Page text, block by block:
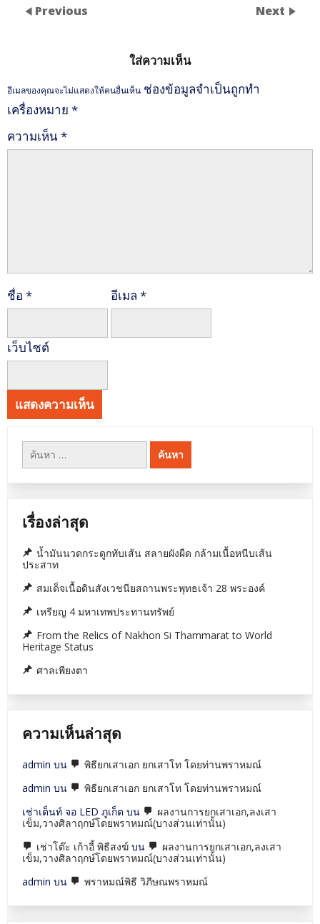
Previous Next
ใส่ความเห็น
อีเมลของคุณจะไม่แสดงให้คนอื่นเห็น ช่องข้อมูลจำเป็นถูกทำ
เครื่องหมาย *
ความเห็น*
ชื่อ * อีเมล *
เว็บไซต์
ค้นหา
สำหรับ:
เรื่องล่าสุด
น้ำมันนวดกระดูกทับเส้น สลายผังผืด กล้ามเนื้อหนีบเส้น
ประสาท
สมเด็จเนื้อดินสังเวชนียสถานพระพุทธเจ้า 28 พระองค์
เหรียญ 4 มหาเทพประทานทรัพย์
From the Relics of Nakhon Si Thammarat to World
Heritage Status
ศาลเพียงตา
ความเห็นล่าสุด
admin บน
พิธียกเสาเอก ยกเสาโท โดยท่านพราหมณ์
admin บน
พิธียกเสาเอก ยกเสาโท โดยท่านพราหมณ์
เช่าเต็นท์ จอ LED ภูเก็ต บน
ผลงานการยกเสาเอก,ลงเสา
เข็ม,วางศิลาฤกษ์โดยพราหมณ์(บางส่วนเท่านั้น)
เช่าโต๊ะ เก้าอี้ พิธีสงฆ์ บน
ผลงานการยกเสาเอก,ลงเสา
เข็ม,วางศิลาฤกษ์โดยพราหมณ์(บางส่วนเท่านั้น)
admin บน พราหมณ์พิธี วิภีษณพราหมณ์